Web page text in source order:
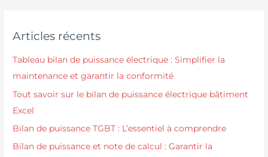
Articles récents
Tableau bilan de puissance électrique : Simplifier la
maintenance et garantir la conformité
Tout savoir sur le bilan de puissance électrique bâtiment
Excel
Bilan de puissance TGBT : L’essentiel à comprendre
Bilan de puissance et note de calcul : Garantir la